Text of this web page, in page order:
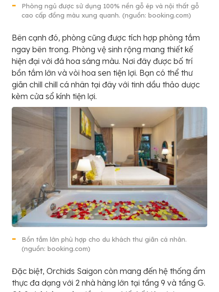
Phòng ngủ được sử dụng 100% nền gỗ ép và nội thất gỗ
cao cấp đồng màu xung quanh. (nguồn: booking.com)
Bên cạnh đó, phòng cũng được tích hợp phòng tắm
ngay bên trong. Phòng vệ sinh rộng mang thiết kế
hiện đại với đá hoa sáng màu. Nơi đây được bố trí
bồn tắm lớn và vòi hoa sen tiện lợi. Bạn có thể thư
giãn chill chill cá nhân tại đây với tinh dầu thảo dược
kèm cửa sổ kính tiện lợi.
Bồn tắm lớn phù hợp cho du khách thư giãn cá nhân.
(nguồn: booking.com)
Đặc biệt, Orchids Saigon còn mang đến hệ thống ẩm
thực đa dạng với 2 nhà hàng lớn tại tầng 9 và tầng G.